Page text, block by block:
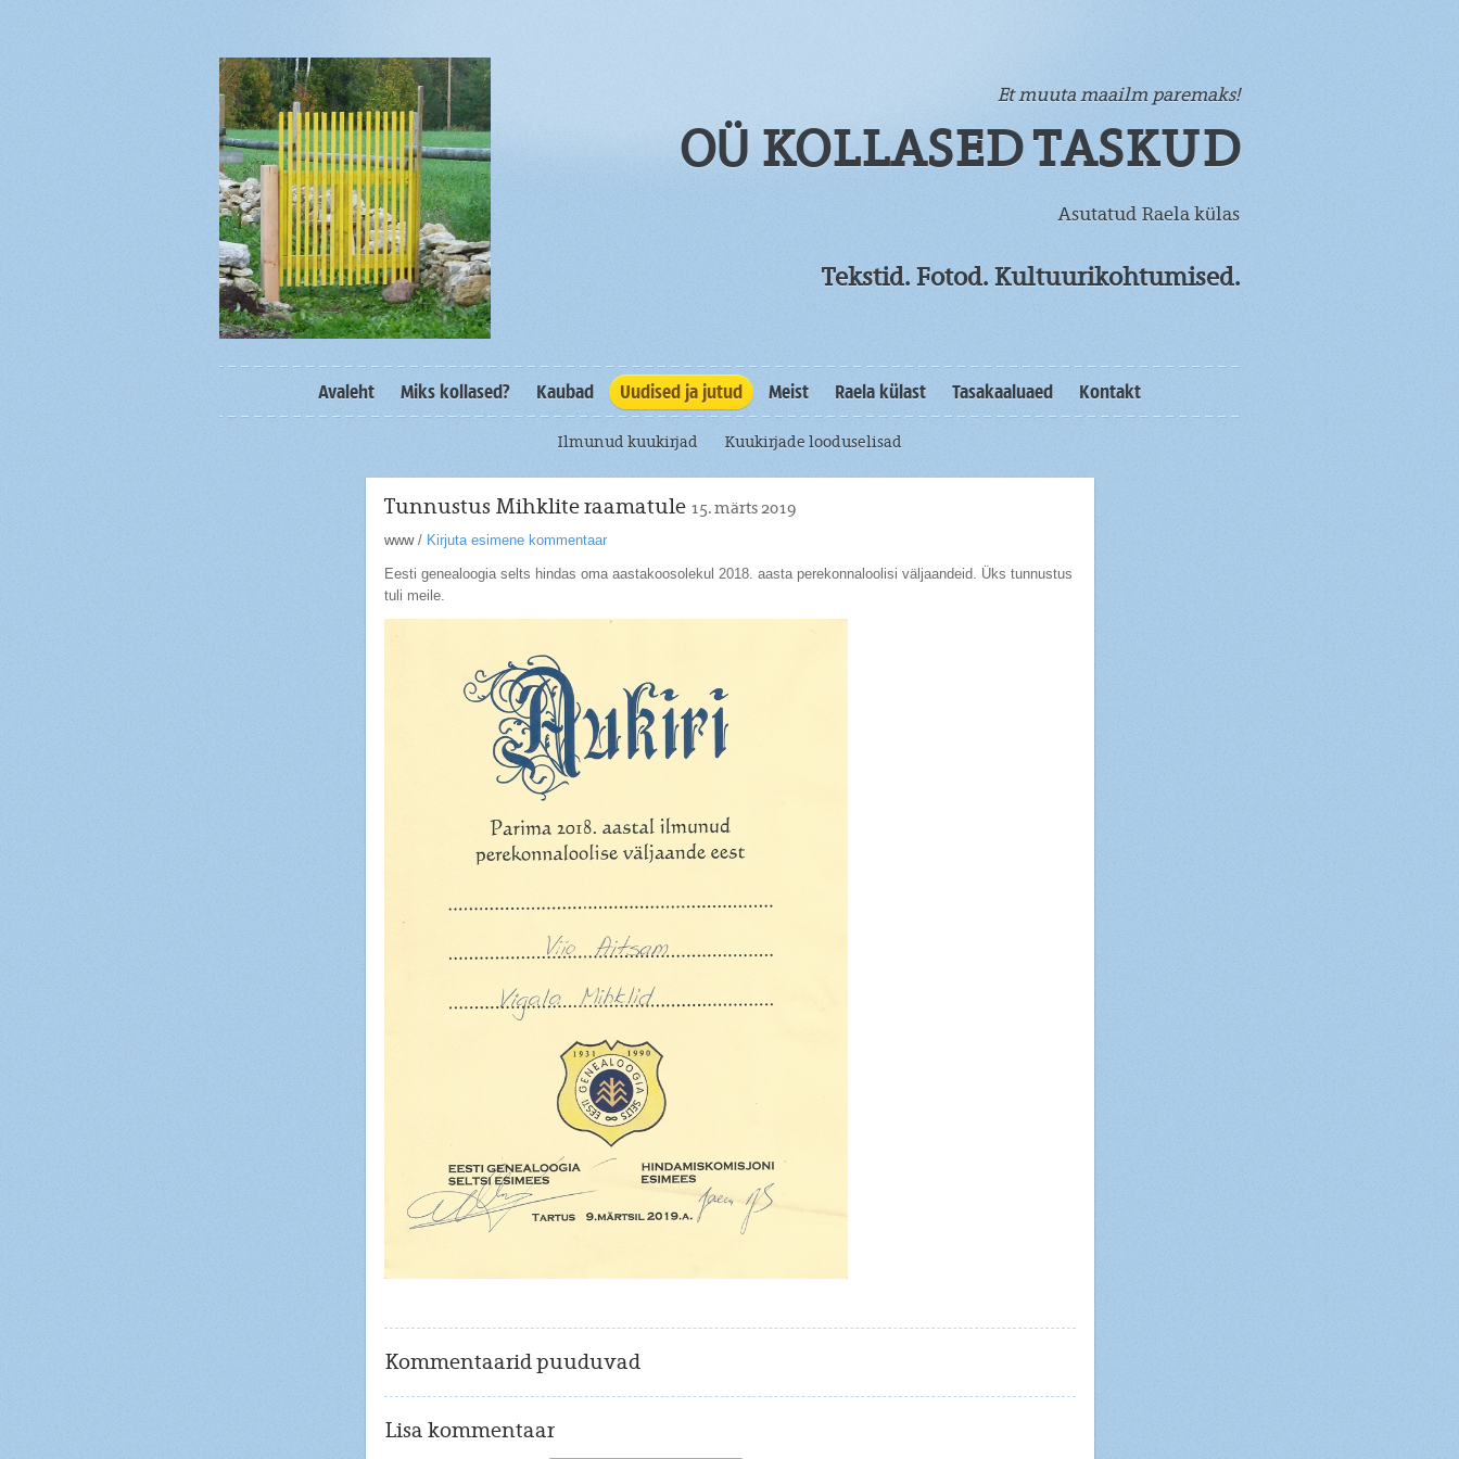
Et muuta maailm paremaks!
OÜ KOLLASED TASKUD
Asutatud Raela külas
Tekstid. Fotod. Kultuurikohtumised.
Avaleht Miks kollased? Kaubad Uudised ja jutud Meist Raela külast Tasakaaluaed Kontakt
Ilmunud kuukirjad Kuukirjade looduselisad
Tunnustus Mihklite raamatule 15. märts 2019
www/ Kirjuta esimene kommentaar
Eesti genealoogia selts hindas oma aastakoosolekul 2018. aasta perekonnaloolisi väljaandeid. Üks tunnustus
tuli meile.
Kommentaarid puuduvad
Lisa kommentaar